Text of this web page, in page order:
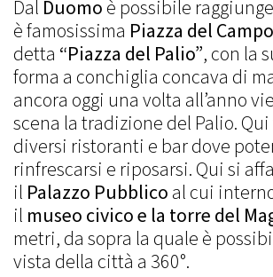
Dal Duomoè possibile
è famosissima Piazza del Campo
detta “Piazza del Palio”, con la
forma a conchiglia concava di
ancora oggi una volta all’anno
scena la tradizione del Palio.
diversi ristoranti e bar dove
rinfrescarsi e riposarsi. Qui si
il Palazzo Pubblicoal cui
il museo civico e la torre del
metri, da sopra la quale è
vista della città a 360°.